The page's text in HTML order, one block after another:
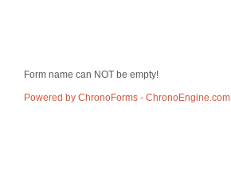
Form name can NOT be empty!
Powered by ChronoForms - ChronoEngine.com